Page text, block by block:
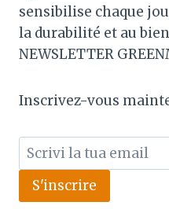
sensibilise chaque
la durabilité et au
NEWSLETTER
Inscrivez-vous
S'inscrire